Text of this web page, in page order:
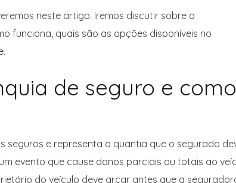
neste artigo. Iremos discutir sobre a
funciona, quais são as opções disponíveis no
de seguro e como
seguros e representa a quantia que o segurado
evento que cause danos parciais ou totais ao
do veículo deve arcar antes que a